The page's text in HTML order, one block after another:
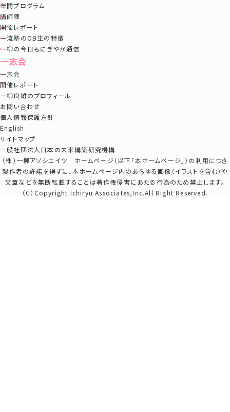
年間プログラム
講師陣
開催レポート
一流塾のOB生の特徴
一柳の今日もにぎやか通信
一志会
一志会
開催レポート
一柳良雄のプロフィール
お問い合わせ
個人情報保護方針
English
サイトマップ
一般社団法人日本の未来構築研究機構
（株）一柳アソシエイツ ホームページ（以下「本ホームページ」）の利用につき
製作者の許諾を得ずに、本ホームページ内のあらゆる画像（イラストを含む）や
文章などを無断転載することは著作権侵害にあたる行為のため禁止します。
（C）Copyright Ichiryu Associates,Inc.All Right Reserved.